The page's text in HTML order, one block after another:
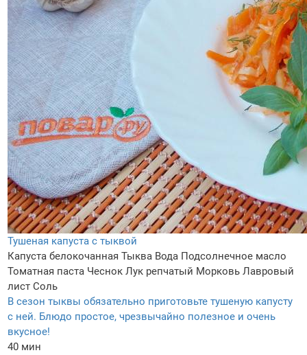
Тушеная капуста с тыквой
Капуста белокочанная Тыква Вода Подсолнечное масло
Томатная паста Чеснок Лук репчатый Морковь Лавровый
лист Соль
В сезон тыквы обязательно приготовьте тушеную капусту
с ней. Блюдо простое, чрезвычайно полезное и очень
вкусное!
40 мин